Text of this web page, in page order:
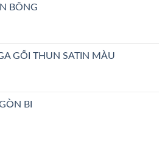
BÔNG
GỐI THUN SATIN MÀU
BI